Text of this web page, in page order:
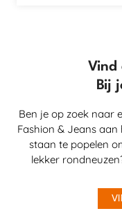
Vind
Bij
Ben je op zoek naar
Fashion & Jeans
staan te popelen
lekker